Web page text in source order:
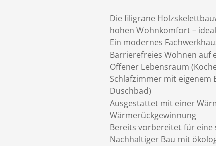
Die filigrane
hohen Wohnkomfort –
Ein modernes
Barrierefreies Wohnen auf
Offener Lebensraum
Schlafzimmer mit eigenem
Duschbad)
Ausgestattet mit einer
Wärmerückgewinnung
Bereits vorbereitet für
Nachhaltiger Bau mit